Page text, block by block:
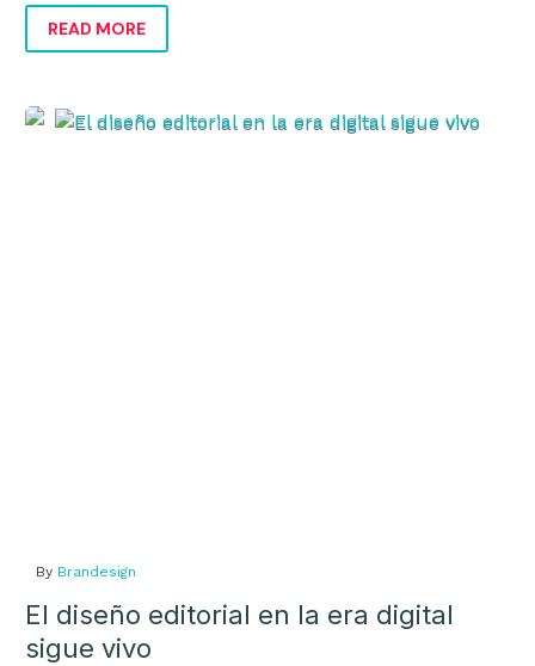
READ MORE
El
By Brandesign
El diseño editorial en la era digital
sigue vivo